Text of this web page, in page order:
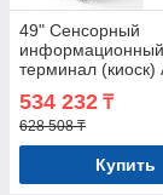
49" Сенсорный
информационный
терминал (киоск)
Windows Арт.7937
534 232 ₸
628 508 ₸
Купить